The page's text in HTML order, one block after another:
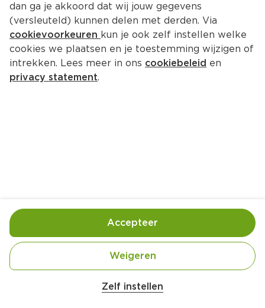
Alpina Ijsklontjes 16st
Per Tube 16 st  (per stuks €0.12)
Over onze prijs- en productinformatie
dan ga je akkoord dat wij jouw gegevens
(versleuteld) kunnen delen met derden. Via
cookievoorkeuren kun je ook zelf instellen welke
cookies we plaatsen en je toestemming wijzigen of
intrekken. Lees meer in ons cookiebeleid en
privacy statement.
Zelf instellen
Weigeren
Accepteer